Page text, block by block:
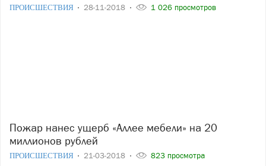
ПРОИСШЕСТВИЯ 28-11-2018 1 026 просмотров
Пожар нанес ущерб «Аллее мебели» на 20
миллионов рублей
ПРОИСШЕСТВИЯ 21-03-2018 823 просмотра